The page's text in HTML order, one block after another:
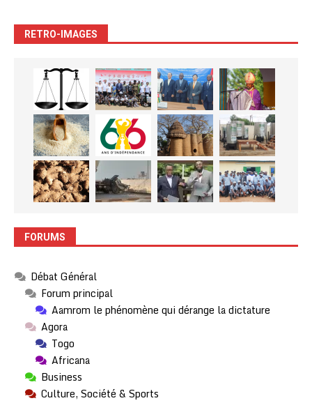
RETRO-IMAGES
FORUMS
Débat Général
Forum principal
Aamrom le phénomène qui dérange la dictature
Agora
Togo
Africana
Business
Culture, Société & Sports